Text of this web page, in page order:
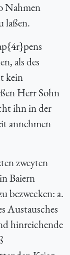
Nahmen
laßen.
als des
kein
Herr Sohn
ihn in der
annehmen
zweyten
Baiern
bezwecken: a.
Austausches
hinreichende